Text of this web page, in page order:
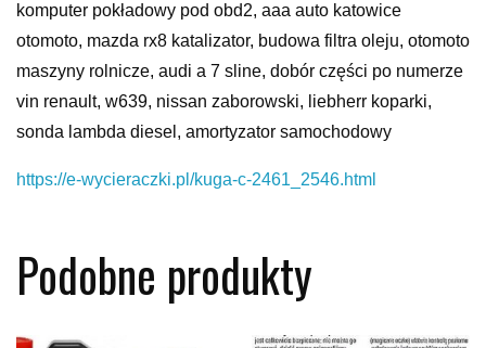
komputer pokładowy pod obd2, aaa auto katowice
otomoto, mazda rx8 katalizator, budowa filtra oleju, otomoto
maszyny rolnicze, audi a 7 sline, dobór części po numerze
vin renault, w639, nissan zaborowski, liebherr koparki,
sonda lambda diesel, amortyzator samochodowy
https://e-wycieraczki.pl/kuga-c-2461_2546.html
Podobne produkty